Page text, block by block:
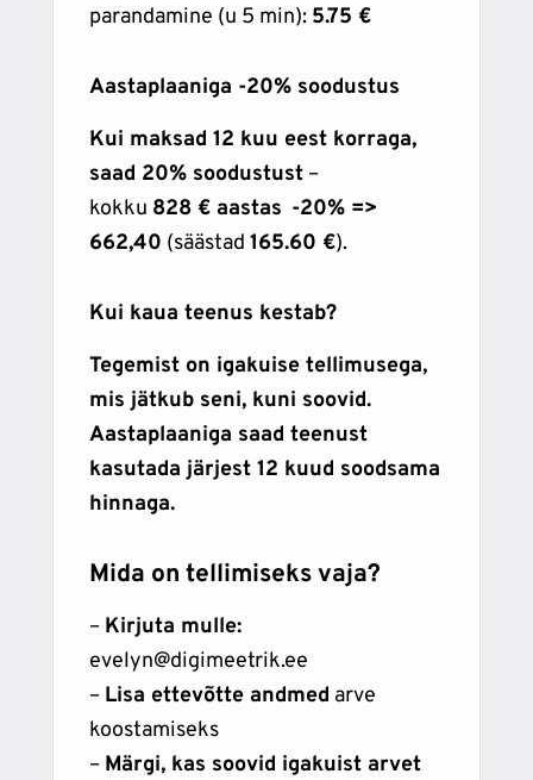
parandamine (u 5 min): 5.75 €
Aastaplaaniga -20% soodustus
Kui maksad 12 kuu eest korraga,
saad 20% soodustust –
kokku 828 € aastas -20% =>
662,40 (säästad 165.60 €).
Kui kaua teenus kestab?
Tegemist on igakuise tellimusega,
mis jätkub seni, kuni soovid.
Aastaplaaniga saad teenust
kasutada järjest 12 kuud soodsama
hinnaga.
Mida on tellimiseks vaja?
– Kirjuta mulle:
evelyn@digimeetrik.ee
– Lisa ettevõtte andmed arve
koostamiseks
– Märgi, kas soovid igakuist arvet